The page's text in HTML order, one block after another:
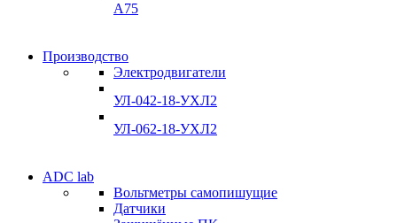
A75
Производство
Электродвигатели
УЛ-042-18-УХЛ2
УЛ-062-18-УХЛ2
УЛ-04 УЛ-06
ADC lab
Вольтметры самопишущие
Датчики